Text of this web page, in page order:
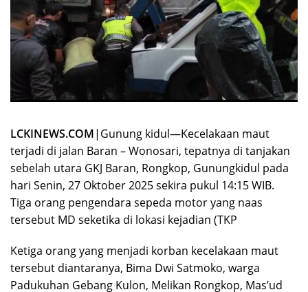
LCKINEWS.COM|Gunung kidul—Kecelakaan maut
terjadi di jalan Baran – Wonosari, tepatnya di tanjakan
sebelah utara GKJ Baran, Rongkop, Gunungkidul pada
hari Senin, 27 Oktober 2025 sekira pukul 14:15 WIB.
Tiga orang pengendara sepeda motor yang naas
tersebut MD seketika di lokasi kejadian (TKP
Ketiga orang yang menjadi korban kecelakaan maut
tersebut diantaranya, Bima Dwi Satmoko, warga
Padukuhan Gebang Kulon, Melikan Rongkop, Mas’ud